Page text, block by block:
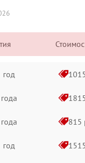
год
815
год